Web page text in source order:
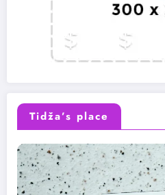
Tidža’s place